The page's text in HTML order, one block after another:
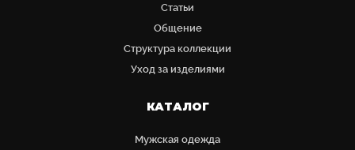
Статьи
Общение
Структура коллекции
Уход за изделиями
КАТАЛОГ
Мужская одежда